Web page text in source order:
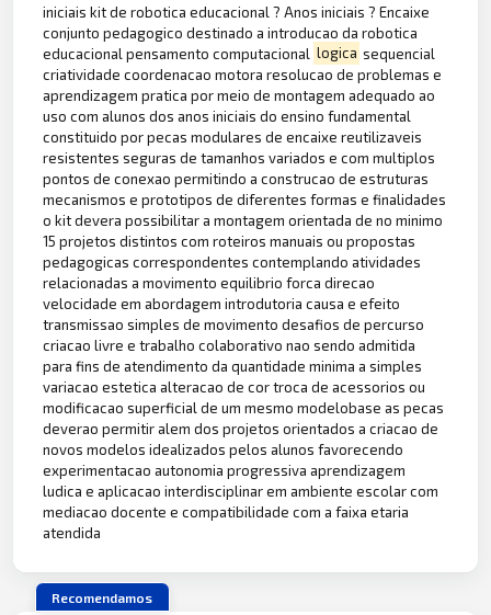
iniciais kit de robotica educacional ? Anos iniciais ? Encaixe
conjunto pedagogico destinado a introducao da robotica
educacional pensamento computacional logica sequencial
criatividade coordenacao motora resolucao de problemas e
aprendizagem pratica por meio de montagem adequado ao
uso com alunos dos anos iniciais do ensino fundamental
constituido por pecas modulares de encaixe reutilizaveis
resistentes seguras de tamanhos variados e com multiplos
pontos de conexao permitindo a construcao de estruturas
mecanismos e prototipos de diferentes formas e finalidades
o kit devera possibilitar a montagem orientada de no minimo
15 projetos distintos com roteiros manuais ou propostas
pedagogicas correspondentes contemplando atividades
relacionadas a movimento equilibrio forca direcao
velocidade em abordagem introdutoria causa e efeito
transmissao simples de movimento desafios de percurso
criacao livre e trabalho colaborativo nao sendo admitida
para fins de atendimento da quantidade minima a simples
variacao estetica alteracao de cor troca de acessorios ou
modificacao superficial de um mesmo modelobase as pecas
deverao permitir alem dos projetos orientados a criacao de
novos modelos idealizados pelos alunos favorecendo
experimentacao autonomia progressiva aprendizagem
ludica e aplicacao interdisciplinar em ambiente escolar com
mediacao docente e compatibilidade com a faixa etaria
atendida
Recomendamos